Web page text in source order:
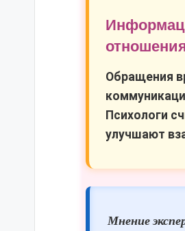
Обращения
Психологи
улучшают
Мнение